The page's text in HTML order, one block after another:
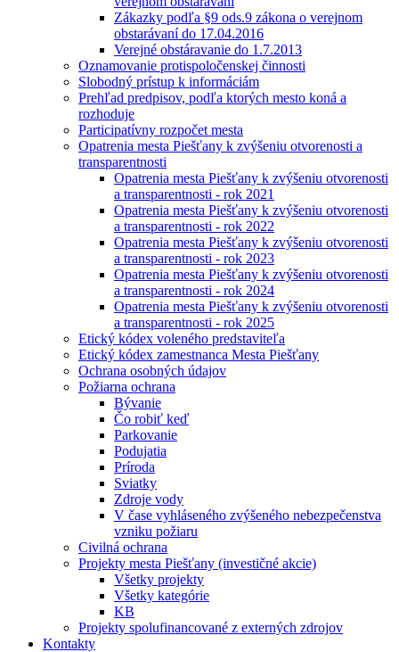
Zákazky podľa §9 ods.9 zákona o verejnom
obstarávaní do 17.04.2016
Verejné obstáravanie do 1.7.2013
Oznamovanie protispoločenskej činnosti
Slobodný prístup k informáciám
Prehľad predpisov, podľa ktorých mesto koná a
rozhoduje
Participatívny rozpočet mesta
Opatrenia mesta Piešťany k zvýšeniu otvorenosti a
transparentnosti
Opatrenia mesta Piešťany k zvýšeniu otvorenosti
a transparentnosti - rok 2021
Opatrenia mesta Piešťany k zvýšeniu otvorenosti
a transparentnosti - rok 2022
Opatrenia mesta Piešťany k zvýšeniu otvorenosti
a transparentnosti - rok 2023
Opatrenia mesta Piešťany k zvýšeniu otvorenosti
a transparentnosti - rok 2024
Opatrenia mesta Piešťany k zvýšeniu otvorenosti
a transparentnosti - rok 2025
Etický kódex voleného predstaviteľa
Etický kódex zamestnanca Mesta Piešťany
Ochrana osobných údajov
Požiarna ochrana
Bývanie
Čo robiť keď
Parkovanie
Podujatia
Príroda
Sviatky
Zdroje vody
V čase vyhláseného zvýšeného nebezpečenstva
vzniku požiaru
Civilná ochrana
Projekty mesta Piešťany (investičné akcie)
Všetky projekty
Všetky kategórie
KB
Projekty spolufinancované z externých zdrojov
Kontakty